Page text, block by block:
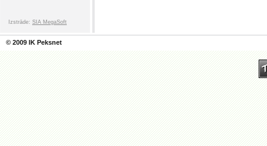
© 2009 IK Peksnet
Izstrāde: SIA MegaSoft